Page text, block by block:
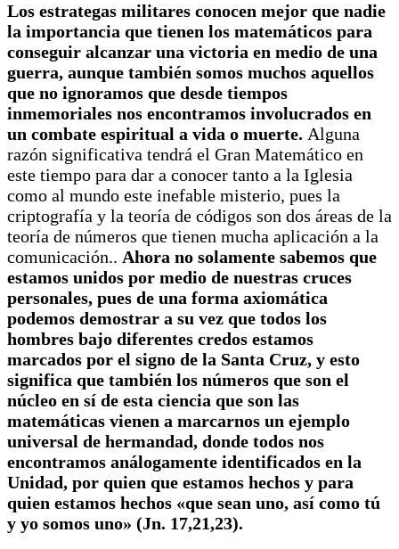
Los estrategas militares conocen mejor que nadie
la importancia que tienen los matemáticos para
conseguir alcanzar una victoria en medio de una
guerra, aunque también somos muchos aquellos
que no ignoramos que desde tiempos
inmemoriales nos encontramos involucrados en
un combate espiritual a vida o muerte. Alguna
razón significativa tendrá el Gran Matemático en
este tiempo para dar a conocer tanto a la Iglesia
como al mundo este inefable misterio, pues la
criptografía y la teoría de códigos son dos áreas de la
teoría de números que tienen mucha aplicación a la
comunicación.. Ahora no solamente sabemos que
estamos unidos por medio de nuestras cruces
personales, pues de una forma axiomática
podemos demostrar a su vez que todos los
hombres bajo diferentes credos estamos
marcados por el signo de la Santa Cruz, y esto
significa que también los números que son el
núcleo en sí de esta ciencia que son las
matemáticas vienen a marcarnos un ejemplo
universal de hermandad, donde todos nos
encontramos análogamente identificados en la
Unidad, por quien que estamos hechos y para
quien estamos hechos «que sean uno, así como tú
y yo somos uno» (Jn. 17,21,23).